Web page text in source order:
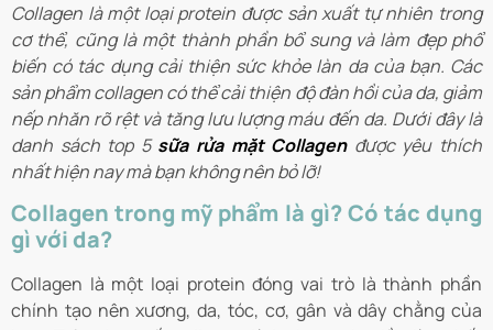
Collagen là một loại protein được sản xuất tự nhiên trong
cơ thể, cũng là một thành phần bổ sung và làm đẹp phổ
biến có tác dụng cải thiện sức khỏe làn da của bạn. Các
sản phẩm collagen có thể cải thiện độ đàn hồi của da, giảm
nếp nhăn rõ rệt và tăng lưu lượng máu đến da. Dưới đây là
danh sách top 5 sữa rửa mặt Collagen được yêu thích
nhất hiện nay mà bạn không nên bỏ lỡ!
Collagen trong mỹ phẩm là gì? Có tác dụng
gì với da?
Collagen là một loại protein đóng vai trò là thành phần
chính tạo nên xương, da, tóc, cơ, gân và dây chằng của